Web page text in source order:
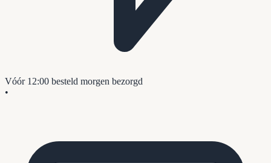
Vóór 12:00 besteld morgen bezorgd
•